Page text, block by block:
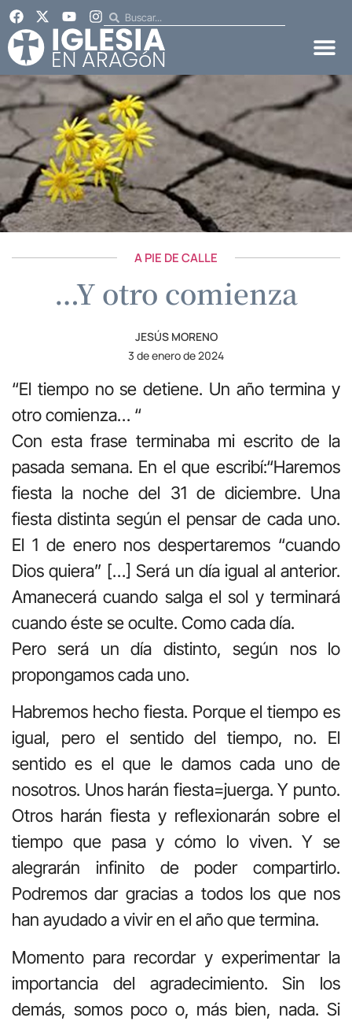
A PIE DE CALLE
…Y otro comienza
JESÚS MORENO
3 de enero de 2024
“El tiempo no se detiene. Un año termina y
otro comienza… “
Con esta frase terminaba mi escrito de la
pasada semana. En el que escribí:“Haremos
fiesta la noche del 31 de diciembre. Una
fiesta distinta según el pensar de cada uno.
El 1 de enero nos despertaremos “cuando
Dios quiera” […] Será un día igual al anterior.
Amanecerá cuando salga el sol y terminará
cuando éste se oculte. Como cada día.
Pero será un día distinto, según nos lo
propongamos cada uno.
Habremos hecho fiesta. Porque el tiempo es
igual, pero el sentido del tiempo, no. El
sentido es el que le damos cada uno de
nosotros. Unos harán fiesta=juerga. Y punto.
Otros harán fiesta y reflexionarán sobre el
tiempo que pasa y cómo lo viven. Y se
alegrarán infinito de poder compartirlo.
Podremos dar gracias a todos los que nos
han ayudado a vivir en el año que termina.
Momento para recordar y experimentar la
importancia del agradecimiento. Sin los
demás, somos poco o, más bien, nada. Si